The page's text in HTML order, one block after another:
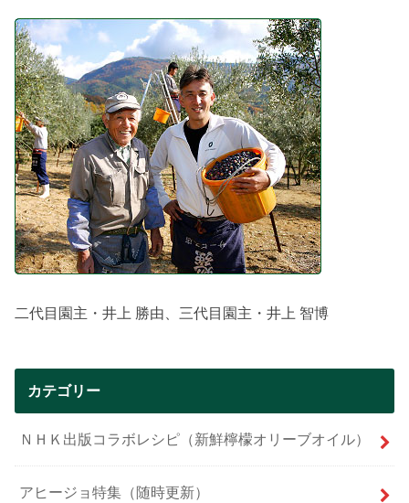
二代目園主・井上 勝由、三代目園主・井上 智博
カテゴリー
ＮＨＫ出版コラボレシピ（新鮮檸檬オリーブオイル）
アヒージョ特集（随時更新）